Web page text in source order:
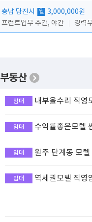
충남 당진시 월
3,000,000원
프런트업무 주간, 야간
경력
부동산
임대 내부올수리 직영
임대 수익률좋은모텔
임대 원주 단계동 모
임대 역세권모텔 직영